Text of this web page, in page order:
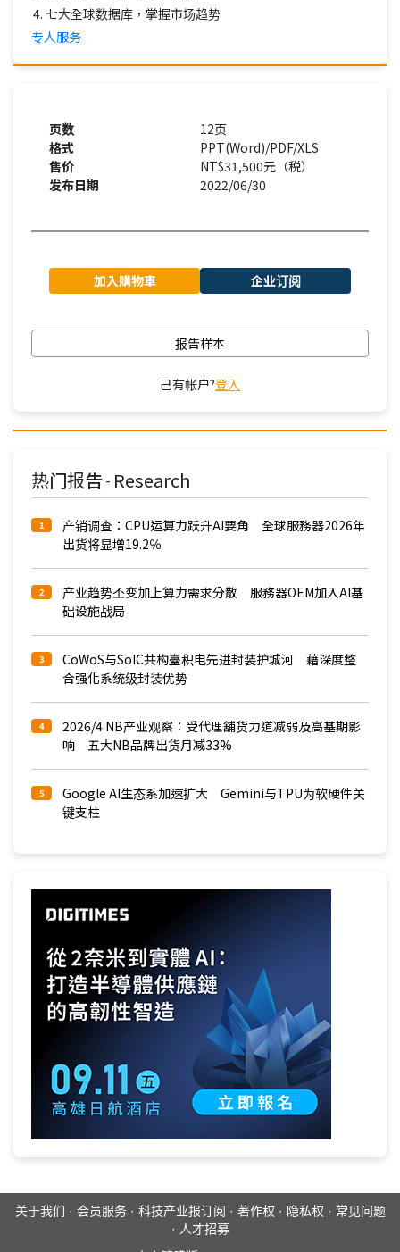
七大全球数据库，掌握市场趋势
专人服务
页数
12页
格式
PPT(Word)/PDF/XLS
售价
NT$31,500元（税）
发布日期
2022/06/30
加入購物車 企业订阅
报告样本
己有帐户?登入
热门报告 - Research
1
产销调查：CPU运算力跃升AI要角 全球服務器2026年
出货将显增19.2％
2
产业趋势丕变加上算力需求分散 服務器OEM加入AI基
础设施战局
3
CoWoS与SoIC共构臺积电先进封装护城河 藉深度整
合强化系统级封装优势
4
2026/4 NB产业观察：受代理舖货力道减弱及高基期影
响 五大NB品牌出货月减33%
5
Google AI生态系加速扩大 Gemini与TPU为软硬件关
键支柱
关于我们 · 会员服务· 科技产业报订阅 · 著作权 · 隐私权 · 常见问题
· 人才招募